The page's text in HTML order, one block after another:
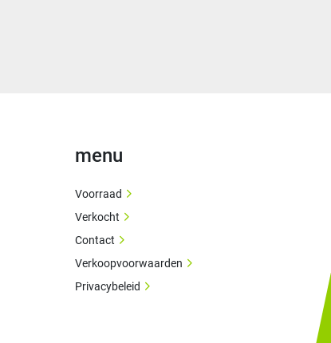
menu
Voorraad
Verkocht
Contact
Verkoopvoorwaarden
Privacybeleid